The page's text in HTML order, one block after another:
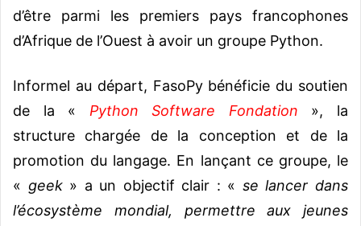
d’être parmi les premiers pays francophones
d’Afrique de l’Ouest à avoir un groupe Python.
Informel au départ, FasoPy bénéficie du soutien
de la « Python Software Fondation », la
structure chargée de la conception et de la
promotion du langage. En lançant ce groupe, le
« geek » a un objectif clair : « se lancer dans
l’écosystème mondial, permettre aux jeunes